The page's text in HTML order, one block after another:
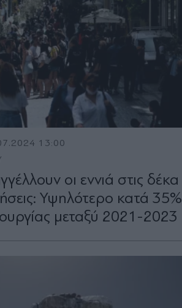
13:00
οι εννιά στις δέκα
Υψηλότερο κατά 35%
μεταξύ 2021-2023